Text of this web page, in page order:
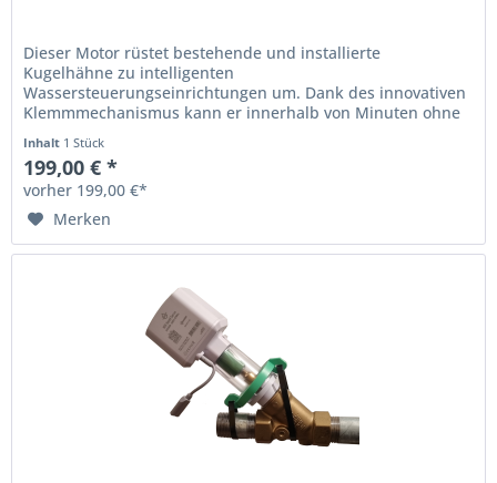
Dieser Motor rüstet bestehende und installierte
Kugelhähne zu intelligenten
Wassersteuerungseinrichtungen um. Dank des innovativen
Klemmmechanismus kann er innerhalb von Minuten ohne
Inhalt 1 Stück
199,00 € *
vorher 199,00 €*
Merken